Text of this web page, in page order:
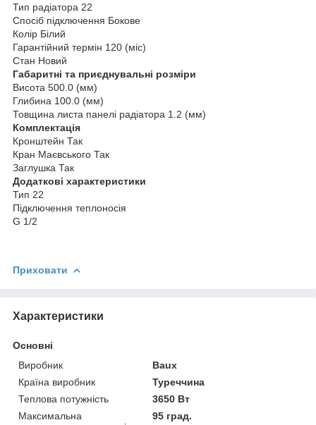
Тип радіатора 22
Спосіб підключення Бокове
Колір Білий
Гарантійний термін 120 (міс)
Стан Новий
Габаритні та приєднувальні розміри
Висота 500.0 (мм)
Глибина 100.0 (мм)
Товщина листа панелі радіатора 1.2 (мм)
Комплектація
Кронштейн Так
Кран Маєвського Так
Заглушка Так
Додаткові характеристики
Тип 22
Підключення теплоносія
G 1/2
Приховати
Характеристики
Основні
Виробник
Baux
Країна виробник
Туреччина
Теплова потужність
3650 Вт
Максимальна
95 град.